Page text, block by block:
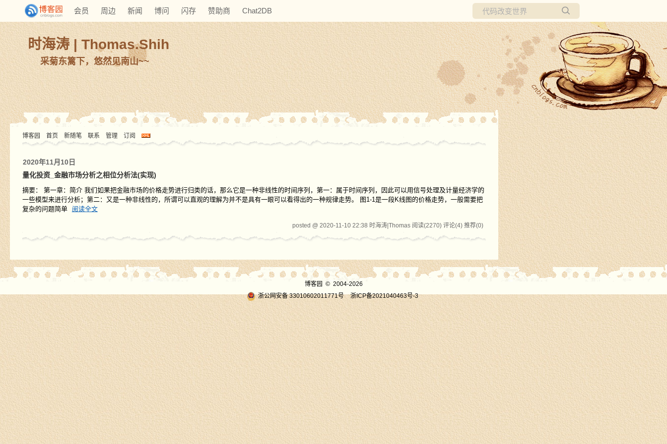
会员 周边 新闻 博问 闪存 赞助商 Chat2DB
所有博客
当前博客
时海涛 | Thomas.Shih
采菊东篱下，悠然见南山~~
博客园 首页 新随笔 联系 管理 订阅
2020年11月10日
量化投资_金融市场分析之相位分析法(实现)
摘要： 第一章：简介 我们如果把金融市场的价格走势进行归类的话，那么它是一种非线性的时间序列，第一：属于时间序列，因此可以用信号处理及计量经济学的
一些模型来进行分析；第二：又是一种非线性的，所谓可以直观的理解为并不是具有一眼可以看得出的一种规律走势。 图1-1是一段K线图的价格走势，一般需要把
复杂的问题简单
阅读全文
posted @ 2020-11-10 22:38 时海涛|Thomas 阅读(2270) 评论(4) 推荐(0)
博客园 © 2004-2026
浙公网安备 33010602011771号
浙ICP备2021040463号-3